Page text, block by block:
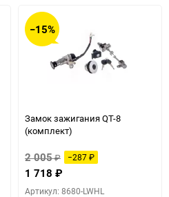
−15%
Замок зажигания QT-8
(комплект)
2 005₽ −287₽
1 718 ₽
Артикул: 8680-LWHL